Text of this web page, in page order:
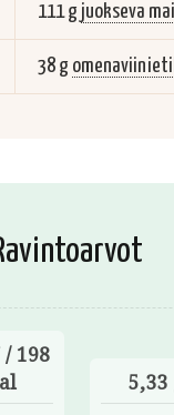
111 g juokseva
38 g
/ 198
5,33